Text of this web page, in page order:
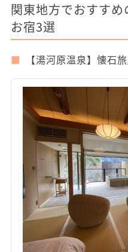
関東地方でおすす
お宿3選
【湯河原温泉】懐石